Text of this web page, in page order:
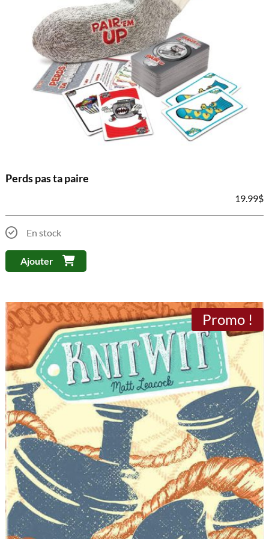
Perds pas ta paire
19.99$
En stock
Ajouter
Promo !